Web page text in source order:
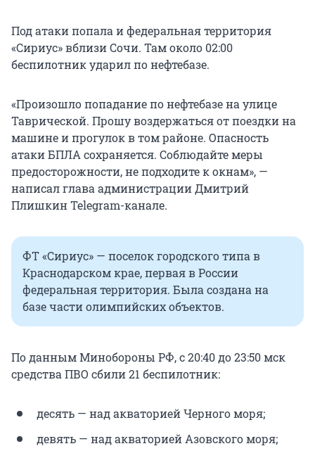
Под атаки попала и федеральная территория
«Сириус» вблизи Сочи. Там около 02:00
беспилотник ударил по нефтебазе.
«Произошло попадание по нефтебазе на улице
Таврической. Прошу воздержаться от поездки на
машине и прогулок в том районе. Опасность
атаки БПЛА сохраняется. Соблюдайте меры
предосторожности, не подходите к окнам», —
написал глава администрации Дмитрий
Плишкин Telegram-канале.
ФТ «Сириус» — поселок городского типа в
Краснодарском крае, первая в России
федеральная территория. Была создана на
базе части олимпийских объектов.
По данным Минобороны РФ, с 20:40 до 23:50 мск
средства ПВО сбили 21 беспилотник:
десять — над акваторией Черного моря;
девять — над акваторией Азовского моря;